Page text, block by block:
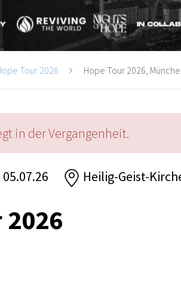
Tour 2026 Hope Tour 2026,
in der Vergangenheit.
Heilig-Geist-